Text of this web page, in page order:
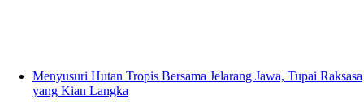
Menyusuri Hutan Tropis Bersama Jelarang Jawa, Tupai Raksasa
yang Kian Langka